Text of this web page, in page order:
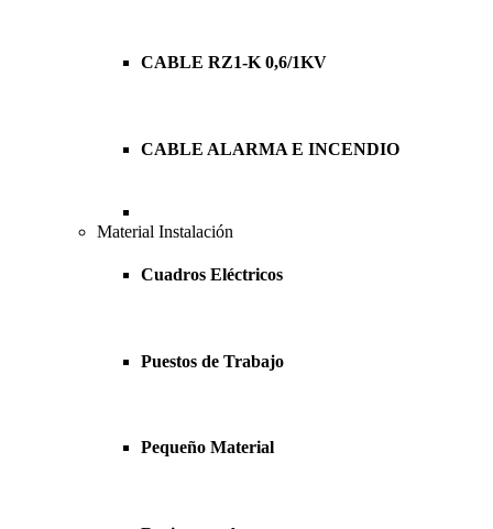
CABLE RZ1-K 0,6/1KV
CABLE ALARMA E INCENDIO
Material Instalación
Cuadros Eléctricos
Puestos de Trabajo
Pequeño Material